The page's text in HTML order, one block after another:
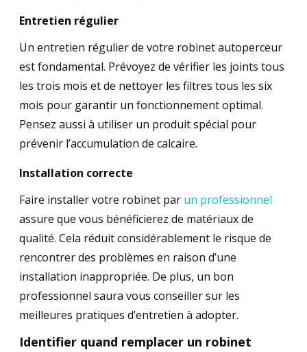
Entretien régulier
Un entretien régulier de votre robinet autoperceur
est fondamental. Prévoyez de vérifier les joints tous
les trois mois et de nettoyer les filtres tous les six
mois pour garantir un fonctionnement optimal.
Pensez aussi à utiliser un produit spécial pour
prévenir l’accumulation de calcaire.
Installation correcte
Faire installer votre robinet par un professionnel
assure que vous bénéficierez de matériaux de
qualité. Cela réduit considérablement le risque de
rencontrer des problèmes en raison d’une
installation inappropriée. De plus, un bon
professionnel saura vous conseiller sur les
meilleures pratiques d’entretien à adopter.
Identifier quand remplacer un robinet